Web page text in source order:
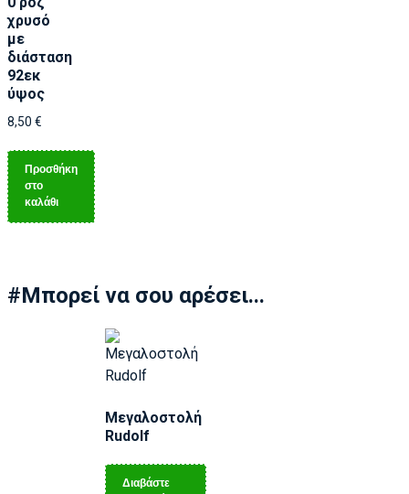
χρυσό
με
διάσταση
92εκ
ύψος
8,50 €
Προσθήκη
στο
καλάθι
#Μπορεί να σου αρέσει...
Μεγαλοστολή
Rudolf
Διαβάστε